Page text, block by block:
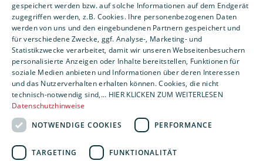
Um externe HTML-Inhalte anzuzeigen, benötigen
wir Ihre Einwilligung.
Weitere Informationen finden Sie in unserer
Datenschutzerklärung.
COOKIE-EINSTELLUNGEN ÖFFNEN
gespeichert werden bzw. auf solche Informationen auf dem Endgerät
zugegriffen werden, z.B. Cookies. Ihre personenbezogenen Daten
werden von uns und den eingebundenen Partnern gespeichert und
für verschiedene Zwecke, ggf. Analyse-, Marketing- und
Statistikzwecke verarbeitet, damit wir unseren Webseitenbesuchern
personalisierte Anzeigen oder Inhalte bereitstellen, Funktionen für
soziale Medien anbieten und Informationen über deren Interessen
und das Nutzerverhalten erhalten können. Cookies, die nicht
technisch-notwendig sind,... HIER KLICKEN ZUM WEITERLESEN
Datenschutzhinweise
NOTWENDIGE COOKIES
PERFORMANCE
TARGETING FUNKTIONALITÄT